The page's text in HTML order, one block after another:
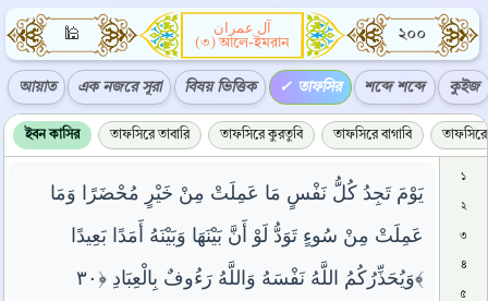
🕌
آل عمران
(৩) আলে-ইমরান
২০০
আয়াত এক নজরে সূরা বিষয় ভিত্তিক তাফসির শব্দে শব্দে কুইজ
ইবন কাসির তাফসিরে তাবারি তাফসিরে কুরতুবি তাফসিরে বাগাবি তাফসিরে
يَوْمَ تَجِدُ كُلُّ نَفْسٍ مَا عَمِلَتْ مِنْ خَيْرٍ مُحْضَرًا وَمَا
عَمِلَتْ مِنْ سُوءٍ تَوَدُّ لَوْ أَنَّ بَيْنَهَا وَبَيْنَهُ أَمَدًا بَعِيدًا
وَيُحَذِّرُكُمُ اللَّهُ نَفْسَهُ وَاللَّهُ رَءُوفٌ بِالْعِبَادِ ﴿٣٠﴾
১
২
৩
৪
৫